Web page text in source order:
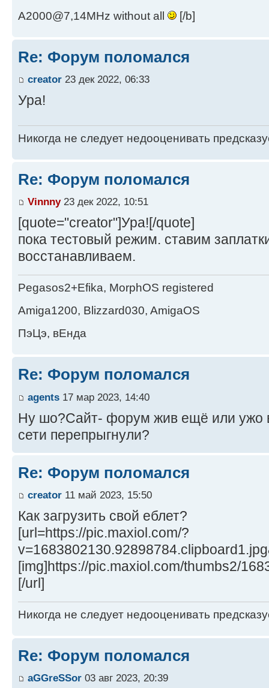
A2000@7,14MHz without all
[/b]
Re: Форум поломался
creator 23 дек 2022, 06:33
Ура!
Никогда не следует недооценивать
Re: Форум поломался
Vinnny23 дек 2022, 10:51
[quote="creator"]Ура![/quote]
пока тестовый режим. ставим
восстанавливаем.
Pegasos2+Efika, MorphOS registered
Amiga1200, Blizzard030, AmigaOS
ПэЦэ, вЕнда
Re: Форум поломался
agents 17 мар 2023, 14:40
Ну шо?Сайт- форум жив ещё или ужо
сети перепрыгнули?
Re: Форум поломался
creator 11 май 2023, 15:50
Как загрузить свой еблет?
[url=https://pic.maxiol.com/?
[img]https://pic.maxiol.com/thumbs2/
[/url]
Никогда не следует недооценивать
Re: Форум поломался
aGGreSSor 03 авг 2023, 20:39